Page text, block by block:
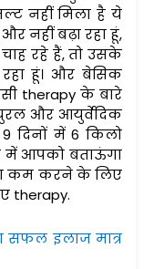
नहीं मिला है ये
नहीं बढ़ा रहा हूं,
रहे हैं, तो उसके
हूं। और बेसिक
therapy के बारे
और आयुर्वेदिक
दिनों में 6 किलो
आपको बताऊंगा
कम करने के लिए
therapy.
सफल इलाज मात्र